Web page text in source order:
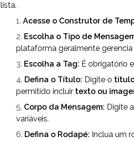
lista.
Acesse o Construtor de
Escolha o Tipo de
plataforma geralmente
Escolha a Tag: É obrigatório
Defina o Título: Digite o
permitido incluir texto ou
Corpo da Mensagem: Digite
variáveis.
Defina o Rodapé: Inclua um